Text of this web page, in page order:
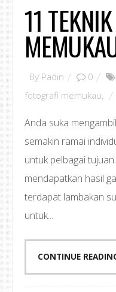
11
By Padin 0
fotografi memukau,
Anda suka
semakin ramai
untuk pelbagai
mendapatkan hasil
terdapat lambakan
untuk...
CONTINUE